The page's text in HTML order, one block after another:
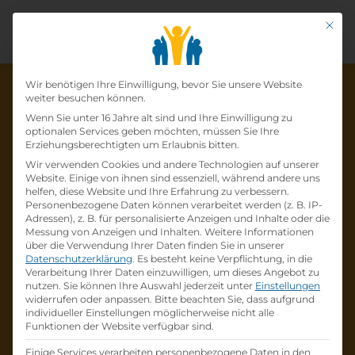
Die Lehrstelle wurde schon
besetzt!
Die LehrstelleLehrling (m/w/d) im
Einzelhandelbei LIBRO Handelsgesellschaft
mbHist schonbesetzt.
Firmenprofil besuchen
Andere Lehrstelle suchen
Mit
Datenschutz-
Wir benötigen Ihre Einwilligung, bevor Sie unsere Website
weiter besuchen können.
Wenn Sie unter 16 Jahre alt sind und Ihre Einwilligung zu
optionalen Services geben möchten, müssen Sie Ihre
Erziehungsberechtigten um Erlaubnis bitten.
Wir verwenden Cookies und andere Technologien auf unserer
Website. Einige von ihnen sind essenziell, während andere uns
helfen, diese Website und Ihre Erfahrung zu verbessern.
Personenbezogene Daten können verarbeitet werden (z. B. IP-
Adressen), z. B. für personalisierte Anzeigen und Inhalte oder die
Messung von Anzeigen und Inhalten. Weitere Informationen
über die Verwendung Ihrer Daten finden Sie in unserer
Datenschutzerklärung. Es besteht keine Verpflichtung, in die
Verarbeitung Ihrer Daten einzuwilligen, um dieses Angebot zu
nutzen. Sie können Ihre Auswahl jederzeit unter Einstellungen
widerrufen oder anpassen. Bitte beachten Sie, dass aufgrund
individueller Einstellungen möglicherweise nicht alle
Funktionen der Website verfügbar sind.
Einige Services verarbeiten personenbezogene Daten in den